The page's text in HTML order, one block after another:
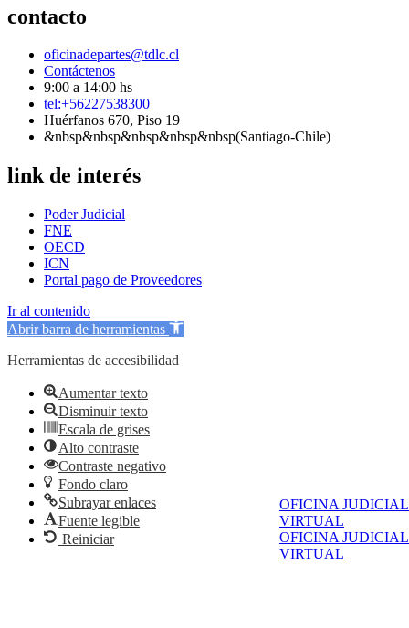
OFICINA JUDICIAL
VIRTUAL
OFICINA JUDICIAL
VIRTUAL
contacto
oficinadepartes@tdlc.cl
Contáctenos
9:00 a 14:00 hs
tel:+56227538300
Huérfanos 670, Piso 19
&nbsp&nbsp&nbsp&nbsp&nbsp(Santiago-Chile)
link de interés
Poder Judicial
FNE
OECD
ICN
Portal pago de Proveedores
Ir al contenido
Abrir barra de herramientas
Herramientas de accesibilidad
Aumentar texto
Disminuir texto
Escala de grises
Alto contraste
Contraste negativo
Fondo claro
Subrayar enlaces
Fuente legible
Reiniciar